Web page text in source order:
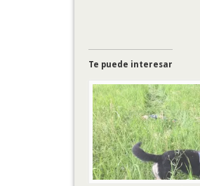
Te puede interesar